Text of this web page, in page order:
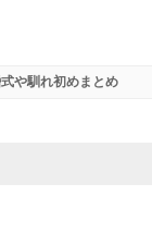
や馴れ初めまとめ